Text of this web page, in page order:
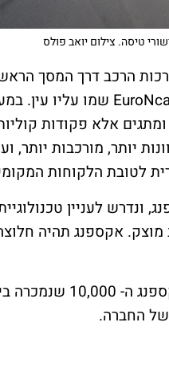
טיסה. צילום יואב פולס
הרכב דרך המסך
שמו עליו עין.
אלא פקודות
יותר, מורכבות יותר,
לטובת הלקוחות
לעניין
מוצק. אקספנג תהיה
בסיום האירוע פנו המכובדים למסור
של החברה.